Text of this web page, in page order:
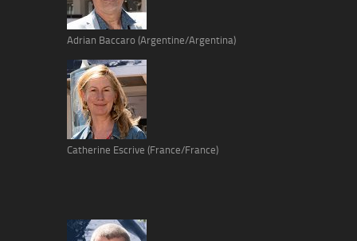
Adrian Baccaro (Argentine/Argentina)
Catherine Escrive (France/France)